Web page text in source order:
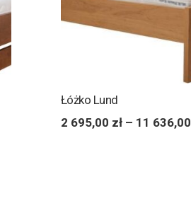
Łóżko Lund
2 695,00 zł – 11 636,00